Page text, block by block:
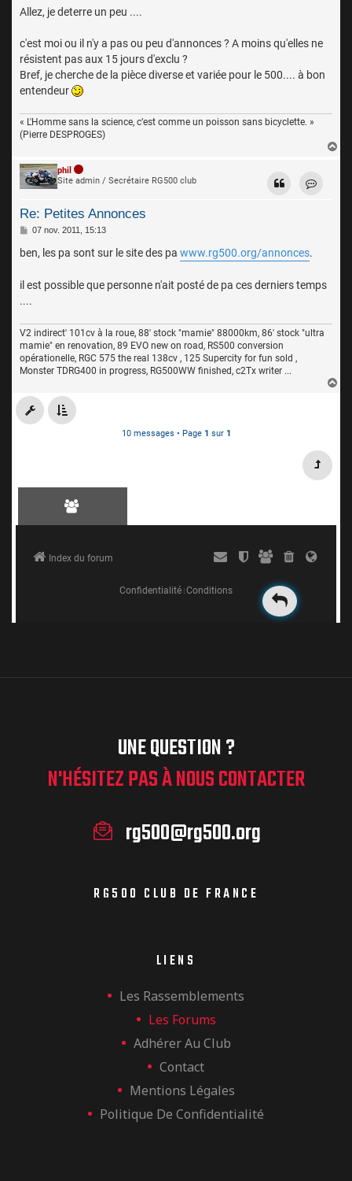
UNE QUESTION ?
N'HÉSITEZ PAS À NOUS CONTACTER
rg500@rg500.org
RG500 CLUB DE FRANCE
LIENS
Les Rassemblements
Les Forums
Adhérer Au Club
Contact
Mentions Légales
Politique De Confidentialité